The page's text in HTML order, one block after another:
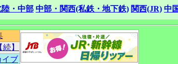
陸・中部 中部・関西(私鉄・地下鉄) 関西(JR) 中
続】
イブ